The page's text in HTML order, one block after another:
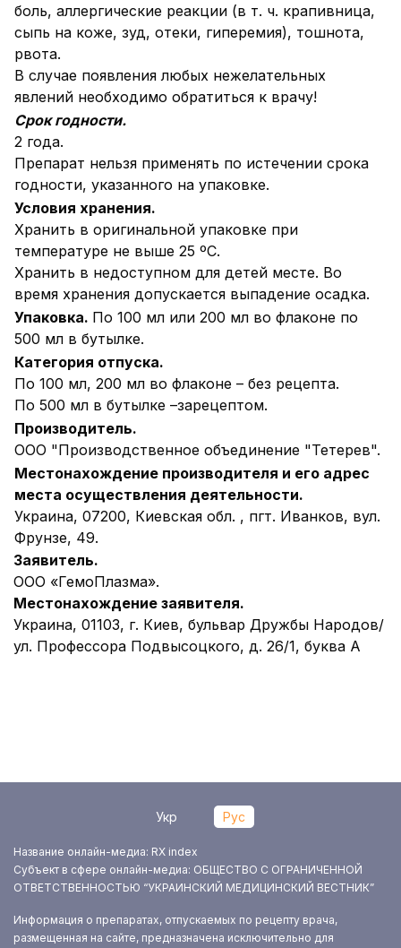
боль, аллергические реакции (в т. ч. крапивница,
сыпь на коже, зуд, отеки, гиперемия), тошнота,
рвота.
В случае появления любых нежелательных
явлений необходимо обратиться к врачу!
Срок годности.
2 года.
Препарат нельзя применять по истечении срока
годности, указанного на упаковке.
Условия хранения.
Хранить в оригинальной упаковке при
температуре не выше 25 ºС.
Хранить в недоступном для детей месте. Во
время хранения допускается выпадение осадка.
Упаковка. По 100 мл или 200 мл во флаконе по
500 мл в бутылке.
Категория отпуска.
По 100 мл, 200 мл во флаконе – без рецепта.
По 500 мл в бутылке –зарецептом.
Производитель.
ООО "Производственное объединение "Тетерев".
Местонахождение производителя и его адрес
места осуществления деятельности.
Украина, 07200, Киевская обл. , пгт. Иванков, вул.
Фрунзе, 49.
Заявитель.
ООО «ГемоПлазма».
Местонахождение заявителя.
Украина, 01103, г. Киев, бульвар Дружбы Народов/
ул. Профессора Подвысоцкого, д. 26/1, буква А
Укр Рус
Название онлайн-медиа: RX index
Субъект в сфере онлайн-медиа: ОБЩЕСТВО С ОГРАНИЧЕННОЙ
ОТВЕТСТВЕННОСТЬЮ “УКРАИНСКИЙ МЕДИЦИНСКИЙ ВЕСТНИК”
Информация о препаратах, отпускаемых по рецепту врача,
размещенная на сайте, предназначена исключительно для